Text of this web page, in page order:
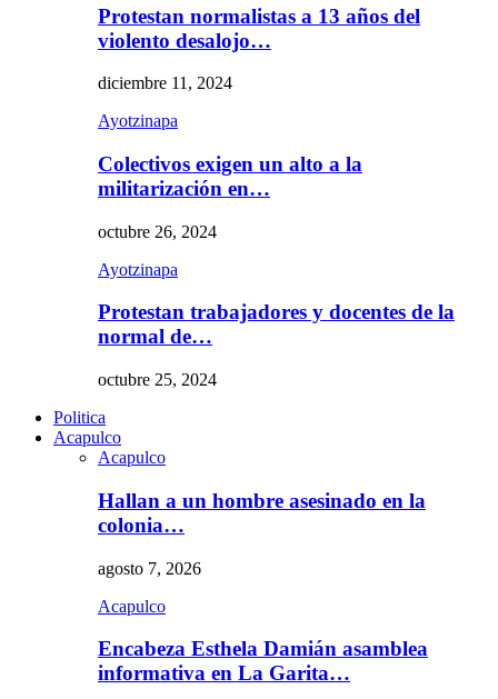
Protestan normalistas a 13 años del
violento desalojo…
diciembre 11, 2024
Ayotzinapa
Colectivos exigen un alto a la
militarización en…
octubre 26, 2024
Ayotzinapa
Protestan trabajadores y docentes de la
normal de…
octubre 25, 2024
Politica
Acapulco
Acapulco
Hallan a un hombre asesinado en la
colonia…
agosto 7, 2026
Acapulco
Encabeza Esthela Damián asamblea
informativa en La Garita…